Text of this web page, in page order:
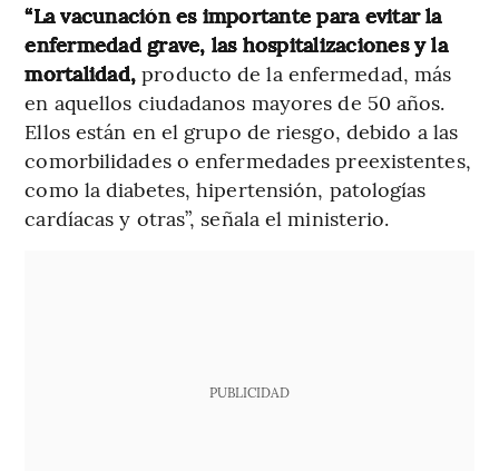
“La vacunación es importante para evitar la
enfermedad grave, las hospitalizaciones y la
mortalidad,producto de la enfermedad, más
en aquellos ciudadanos mayores de 50 años.
Ellos están en el grupo de riesgo, debido a las
comorbilidades o enfermedades preexistentes,
como la diabetes, hipertensión, patologías
cardíacas y otras”, señala el ministerio.
PUBLICIDAD